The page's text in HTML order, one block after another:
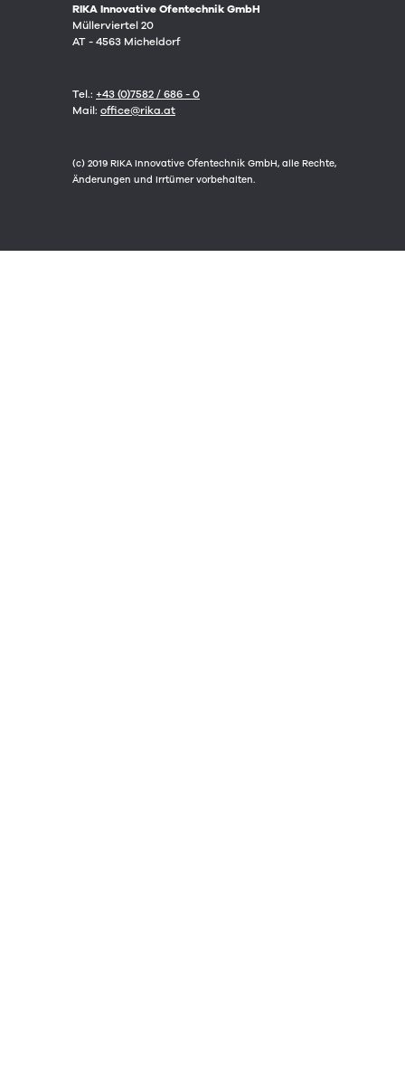
RIKA Innovative Ofentechnik GmbH
Müllerviertel 20
AT - 4563 Micheldorf
Tel.: +43 (0)7582 / 686 - 0
Mail: office@rika.at
(c) 2019 RIKA Innovative Ofentechnik GmbH, alle Rechte,
Änderungen und Irrtümer vorbehalten.